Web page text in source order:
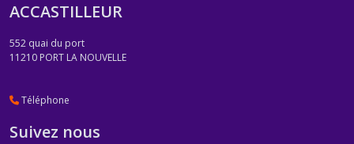
ACCASTILLEUR
552 quai du port
11210 PORT LA NOUVELLE
Téléphone
Suivez nous